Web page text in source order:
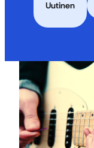
Uutinen